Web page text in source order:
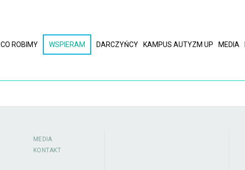
CO ROBIMY WSPIERAM DARCZYŃCY KAMPUS AUTYZM UP MEDIA
MEDIA
KONTAKT